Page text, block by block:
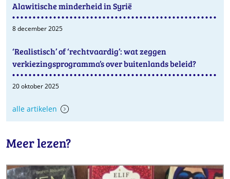
Alawitische minderheid in Syrië
8 december 2025
‘Realistisch’ of ‘rechtvaardig’: wat zeggen
verkiezingsprogramma’s over buitenlands beleid?
20 oktober 2025
alle artikelen
Meer lezen?